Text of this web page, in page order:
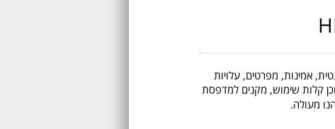
אמינות, מפרטים, עלויות
קלות שימוש, מקנים למדפסת
מעולה.